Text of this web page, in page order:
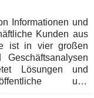
Informationen und
Kunden aus
ist in vier großen
Lösungen und
und